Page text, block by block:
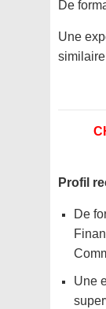
De
Une
Profil
De
Une